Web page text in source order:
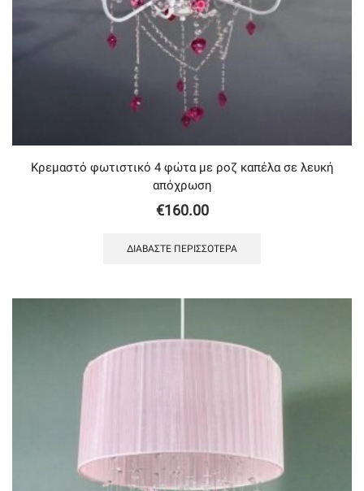
Κρεμαστό φωτιστικό 4 φώτα με ροζ καπέλα σε λευκή
απόχρωση
€160.00
ΔΙΑΒΆΣΤΕ ΠΕΡΙΣΣΌΤΕΡΑ